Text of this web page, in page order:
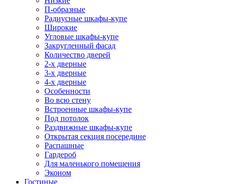
П-образные
Радиусные шкафы-купе
Широкие
Угловые шкафы-купе
Закругленный фасад
Количество дверей
2-х дверные
3-х дверные
4-х дверные
Особенности
Во всю стену
Встроенные шкафы-купе
Под потолок
Раздвижные шкафы-купе
Открытая секция посередине
Распашные
Гардероб
Для маленького помещения
Эконом
Гостиные